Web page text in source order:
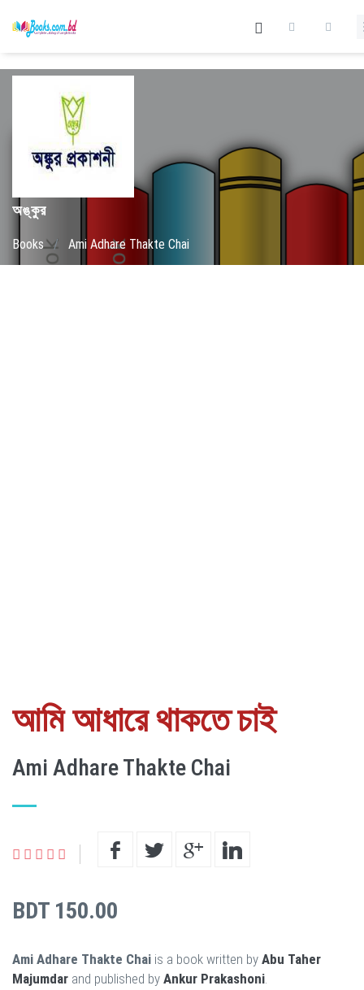
অঙ্কুর
Books / Ami Adhare Thakte Chai
আমি আধারে থাকতে চাই
Ami Adhare Thakte Chai
BDT 150.00
Ami Adhare Thakte Chai is a book written by Abu Taher
Majumdar and published by Ankur Prakashoni